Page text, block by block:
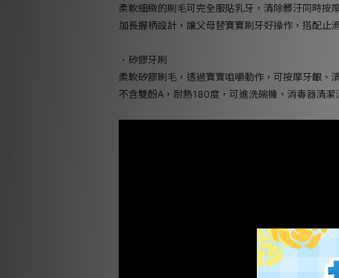
柔軟細緻的刷毛可完全服貼乳牙，清除髒汙同時按
加長握柄設計，讓父母替寶寶刷牙好操作，搭配止
．矽膠牙刷
柔軟矽膠刷毛，透過寶寶咀嚼動作，可按摩牙齦、
不含雙酚A，耐熱180度，可進洗碗機、消毒器清潔